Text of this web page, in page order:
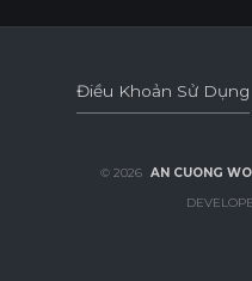
Điều Khoản Sử Dụng
© 2026 AN CUONG